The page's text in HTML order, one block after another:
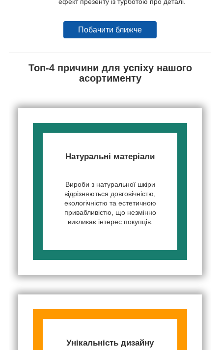
Побачити ближче
Топ-4 причини для успіху нашого
асортименту
Натуральні матеріали
Вироби з натуральної шкіри
відрізняються довговічністю,
екологічністю та естетичною
привабливістю, що незмінно
викликає інтерес покупців.
Унікальність дизайну